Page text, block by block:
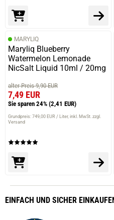
MARYLIQ
Maryliq Blueberry
Watermelon Lemonade
NicSalt Liquid 10ml / 20mg
alter Preis 9,90 EUR
7,49 EUR
Sie sparen 24% (2,41 EUR)
Grundpreis: 749,00 EUR / Liter inkl. MwSt. zzgl.
Versand
EINFACH UND SICHER